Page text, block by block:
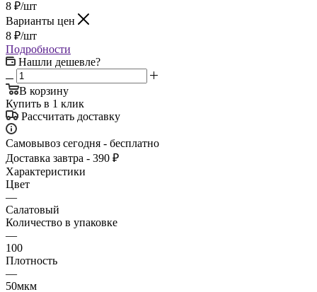
8 ₽/шт
Варианты цен
8 ₽/шт
Подробности
Нашли дешевле?
В корзину
Купить в 1 клик
Рассчитать доставку
Самовывоз сегодня - бесплатно
Доставка завтра - 390 ₽
Характеристики
Цвет
—
Салатовый
Количество в упаковке
—
100
Плотность
—
50мкм